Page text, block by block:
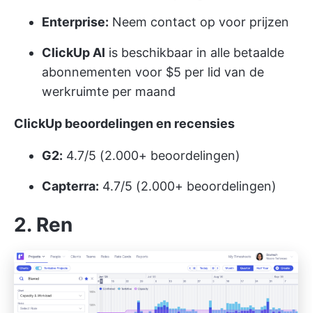
Enterprise: Neem contact op voor prijzen
ClickUp AI is beschikbaar in alle betaalde
abonnementen voor $5 per lid van de
werkruimte per maand
ClickUp beoordelingen en recensies
G2: 4.7/5 (2.000+ beoordelingen)
Capterra: 4.7/5 (2.000+ beoordelingen)
2. Ren